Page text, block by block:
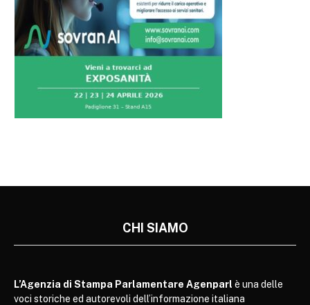
CHI SIAMO
L’Agenzia di Stampa Parlamentare Agenparl è una delle
voci storiche ed autorevoli dell’informazione italiana